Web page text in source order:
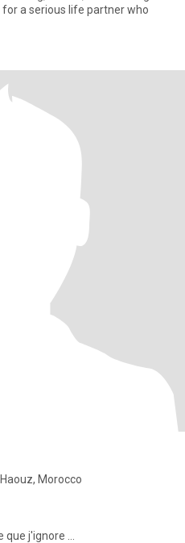
a serious life partner who
Morocco
j'ignore ...